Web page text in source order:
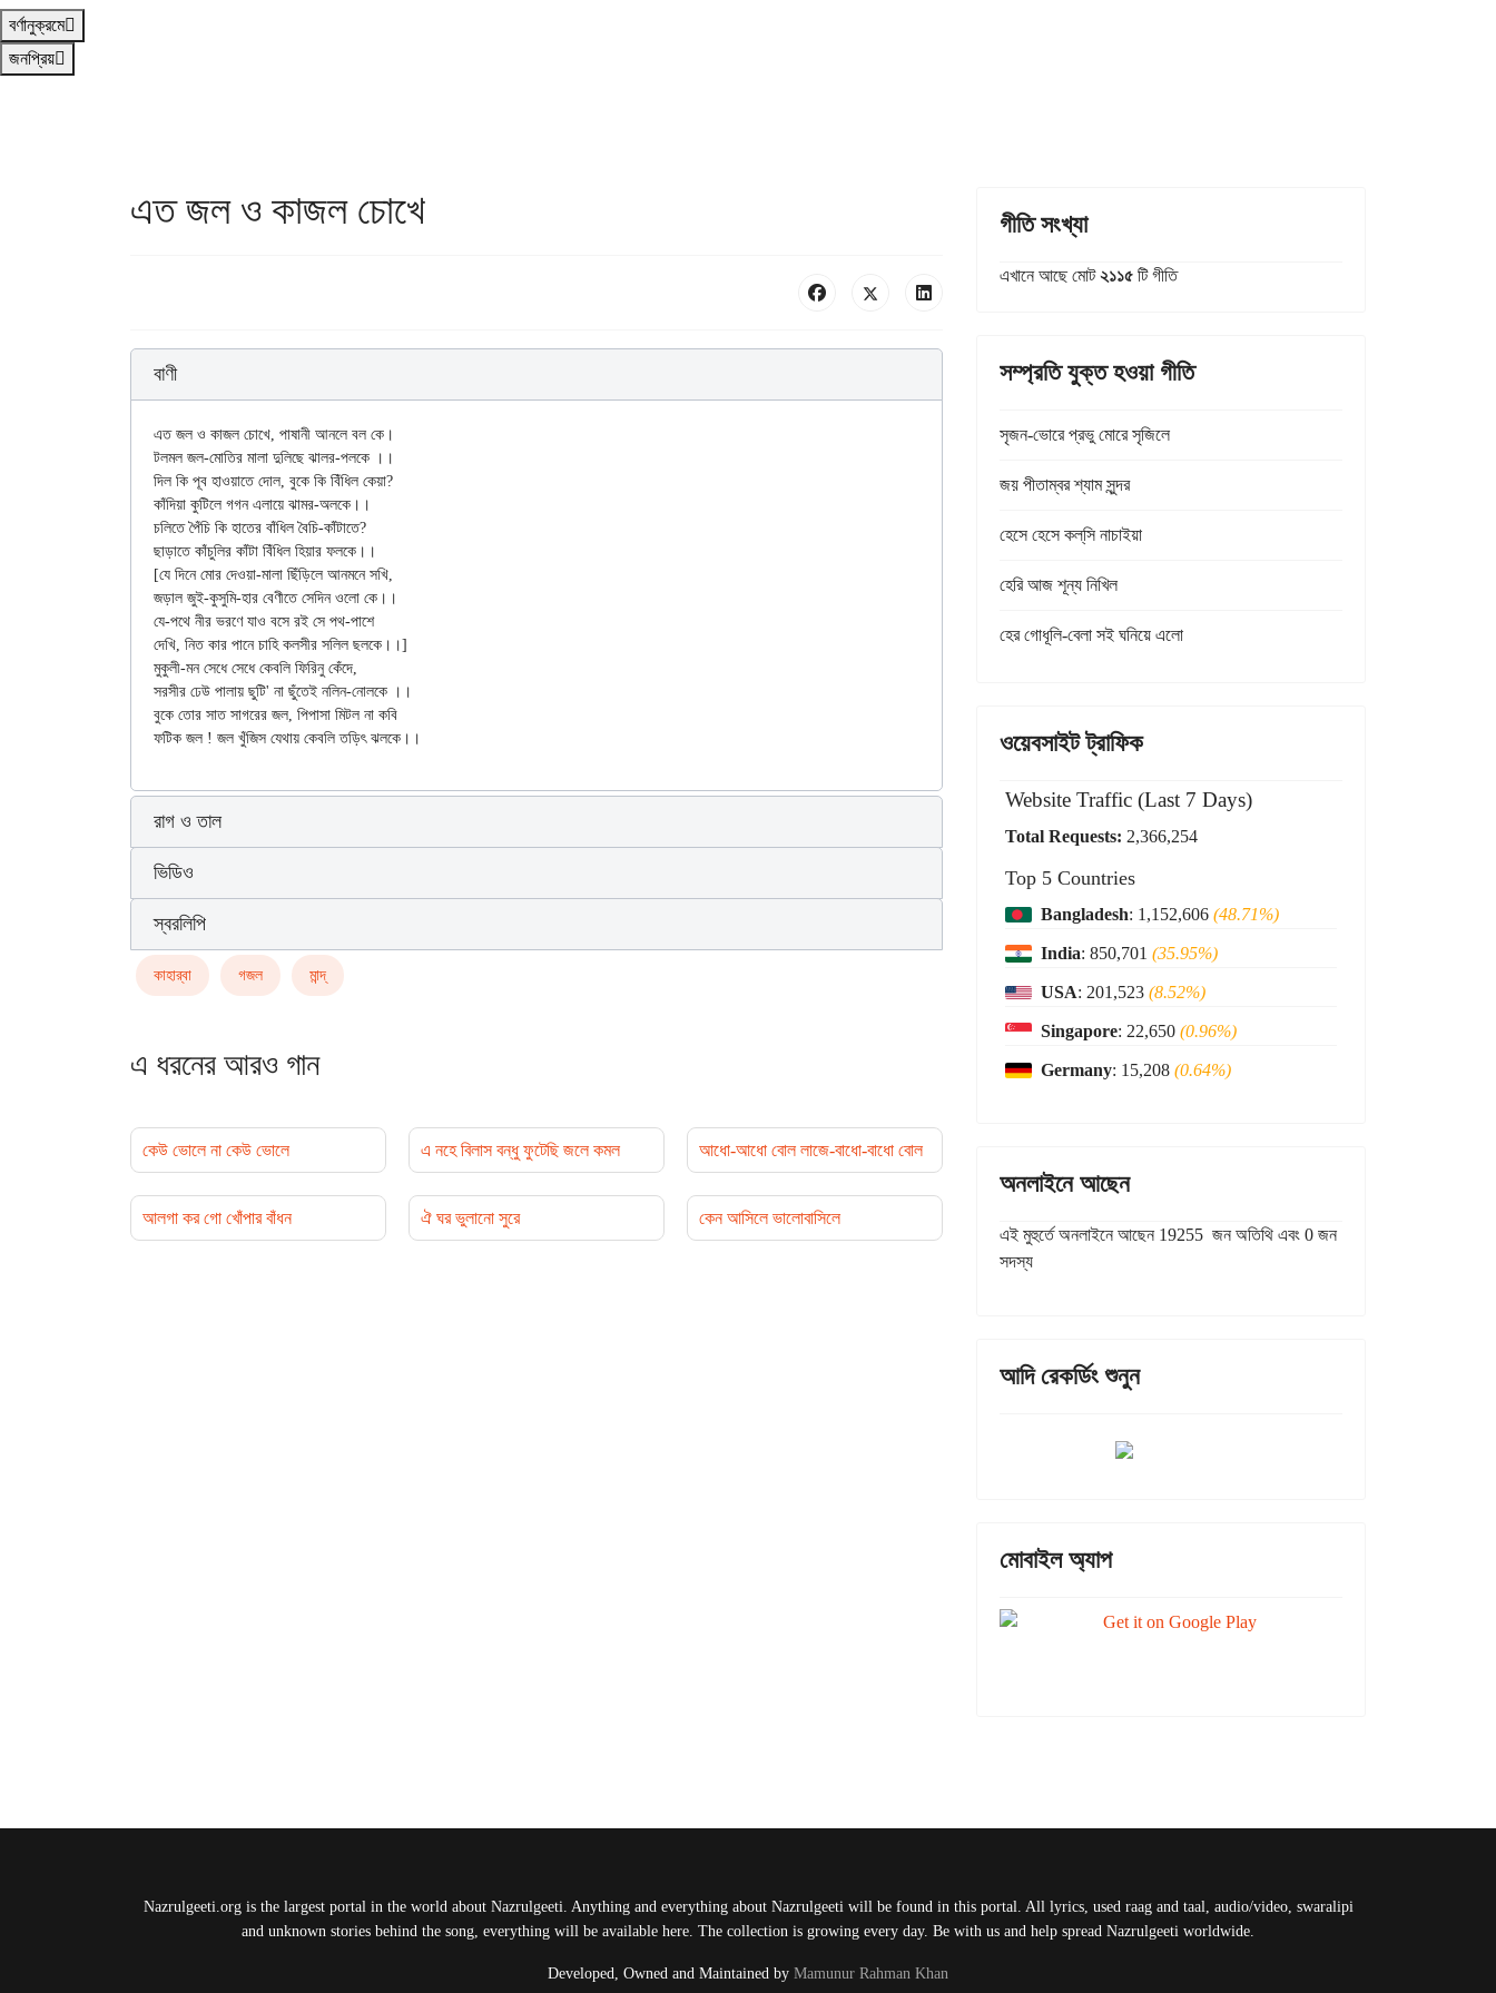
বর্ণানুক্রমে
জনপ্রিয়
এত জল ও কাজল চোখে
বাণী
এত জল ও কাজল চোখে, পাষানী আনলে বল কে।
টলমল জল-মোতির মালা দুলিছে ঝালর-পলকে ।।
দিল কি পূব হাওয়াতে দোল, বুকে কি বিঁধিল কেয়া?
কাঁদিয়া কুটিলে গগন এলায়ে ঝামর-অলকে।।
চলিতে পৈঁচি কি হাতের বাঁধিল বৈচি-কাঁটাতে?
ছাড়াতে কাঁচুলির কাঁটা বিঁধিল হিয়ার ফলকে।।
[যে দিনে মোর দেওয়া-মালা ছিঁড়িলে আনমনে সখি,
জড়াল জুই-কুসুমি-হার বেণীতে সেদিন ওলো কে।।
যে-পথে নীর ভরণে যাও বসে রই সে পথ-পাশে
দেখি, নিত কার পানে চাহি কলসীর সলিল ছলকে।।]
মুকুলী-মন সেধে সেধে কেবলি ফিরিনু কেঁদে,
সরসীর ঢেউ পালায় ছুটি' না ছুঁতেই নলিন-নোলকে ।।
বুকে তোর সাত সাগরের জল, পিপাসা মিটল না কবি
রাগ ও তাল
ভিডিও
স্বরলিপি
কাহার্‌বা গজল মান্দ্‌
এ ধরনের আরও গান
কেউ ভোলে না কেউ ভোলে এ নহে বিলাস বন্ধু ফুটেছি জলে কমল আধো-আধো বোল লাজে-বাধো-বাধো বোল
আলগা কর গো খোঁপার বাঁধন ঐ ঘর ভুলানো সুরে কেন আসিলে ভালোবাসিলে
গীতি সংখ্যা
এখানে আছে মোট২১১৫ টি গীতি
সম্প্রতি যুক্ত হওয়া গীতি
সৃজন-ভোরে প্রভু মোরে সৃজিলে
জয় পীতাম্বর শ্যাম সুন্দর
হেসে হেসে কল্‌সি নাচাইয়া
হেরি আজ শূন্য নিখিল
হের গোধূলি-বেলা সই ঘনিয়ে এলো
ওয়েবসাইট ট্রাফিক
Website Traffic (Last 7 Days)
Total Requests: 2,366,254
Top 5 Countries
Bangladesh: 1,152,606 (48.71%)
India: 850,701 (35.95%)
USA: 201,523 (8.52%)
Singapore: 22,650 (0.96%)
Germany: 15,208 (0.64%)
অনলাইনে আছেন
এই মুহুর্তে অনলাইনে আছেন 19255 জন অতিথি এবং 0 জন
সদস্য
আদি রেকর্ডিং শুনুন
মোবাইল অ্যাপ
Nazrulgeeti.org is the largest portal in the world about Nazrulgeeti. Anything and everything about Nazrulgeeti will be found in this portal. All lyrics, used raag and taal, audio/video, swaralipi
and unknown stories behind the song, everything will be available here. The collection is growing every day. Be with us and help spread Nazrulgeeti worldwide.
Developed, Owned and Maintained by Mamunur Rahman Khan